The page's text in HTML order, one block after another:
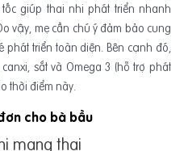
giúp thai nhi phát triển nhanh
vậy, mẹ cần chú ý đảm bảo cung
triển toàn diện. Bên cạnh đó,
sắt và Omega 3 (hỗ trợ phát
thời điểm này.
cho bà bầu
mang thai